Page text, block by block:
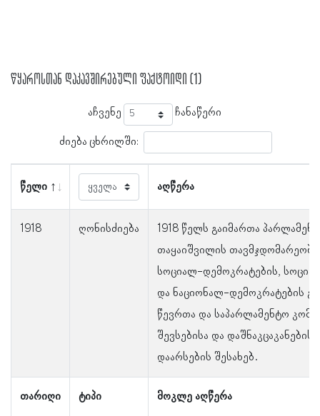
წყაროსთან დაკავშირებული ფაქტოიდი (1)
აჩვენე ჩანაწერი
ძიება ცხრილში:
წელი აღწერა
თარიღი ტიპი მოკლე აღწერა
1918 ღონისძიება
1918 წელს გაიმართა
თაყაიშვილის
სოციალ-დემოკრატების,
და ნაციონალ-დემოკრატების
წევრთა და საპარლამენტო
შევსებისა და
დაარსების შესახებ.